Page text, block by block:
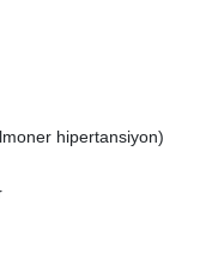
hipertansiyon)